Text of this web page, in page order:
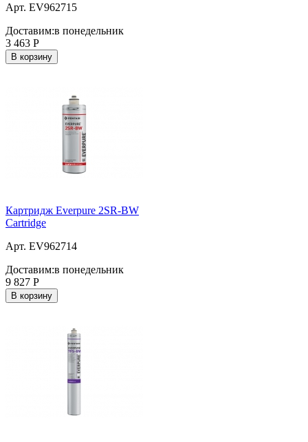
Арт. EV962715
Доставим:в понедельник
3 463 Р
В корзину
Картридж Everpure 2SR-BW
Cartridge
Арт. EV962714
Доставим:в понедельник
9 827 Р
В корзину